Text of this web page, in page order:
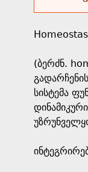
r
s
e
h
e
r
e
o
r
m
e
s
(ბერძნ.
სისტემა